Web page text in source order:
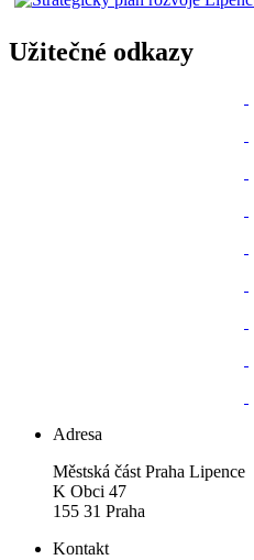
Užitečné odkazy
Adresa
Městská část Praha Lipence
K Obci 47
155 31 Praha
Kontakt